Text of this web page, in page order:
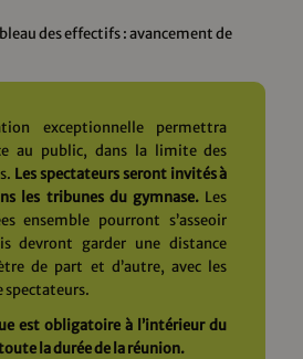
des effectifs : avancement de
exceptionnelle permettra
au public, dans la limite des
Les spectateurs seront invités à
les tribunes du gymnase. Les
ensemble pourront s’asseoir
devront garder une distance
de part et d’autre, avec les
spectateurs.
est obligatoire à l’intérieur du
la durée de la réunion.